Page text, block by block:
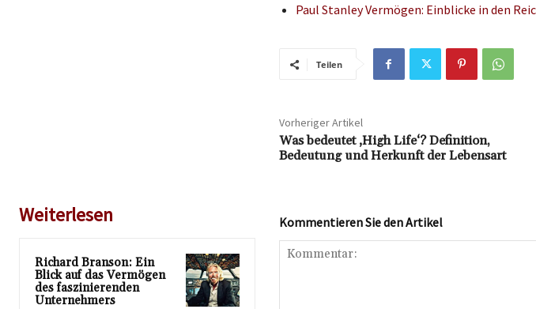
Paul Stanley Vermögen: Einblicke in den
Teilen
Vorheriger Artikel
Was bedeutet ‚High Life‘? Definition,
Bedeutung und Herkunft der Lebensart
Weiterlesen
Richard Branson: Ein
Blick auf das Vermögen
des faszinierenden
Unternehmers
Kommentieren Sie den Artikel